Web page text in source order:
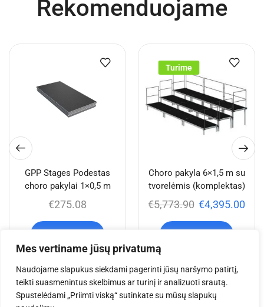
Mes vertiname jūsų privatumą
Naudojame slapukus siekdami pagerinti jūsų naršymo patirtį,
teikti suasmenintus skelbimus ar turinį ir analizuoti srautą.
Spustelėdami „Priimti viską“ sutinkate su mūsų slapukų
Rekomenduojame
GPP Stages Podestas
choro pakylai 1×0,5 m
€275.08
Turime
Choro pakyla 6×1,5 m su
tvorelėmis (komplektas)
€5,773.90 €4,395.00
Jums taip pat gali